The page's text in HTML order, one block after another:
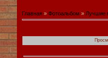
Главная » Фотоальбом » Лучшие